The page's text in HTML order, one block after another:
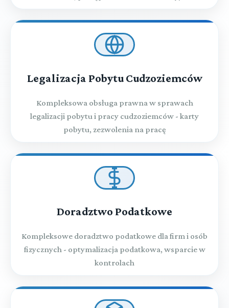
Legalizacja Pobytu Cudzoziemców
Kompleksowa obsługa prawna w sprawach
legalizacji pobytu i pracy cudzoziemców - karty
pobytu, zezwolenia na pracę
Doradztwo Podatkowe
Kompleksowe doradztwo podatkowe dla firm i osób
fizycznych - optymalizacja podatkowa, wsparcie w
kontrolach